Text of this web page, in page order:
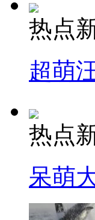
热点
超萌
热点
呆萌